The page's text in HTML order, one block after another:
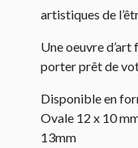
artistiques de
Une oeuvre
porter prêt de
Disponible en
Ovale 12 x 10
13mm